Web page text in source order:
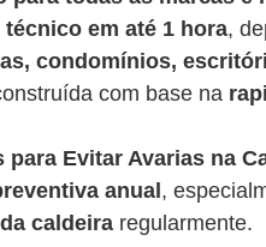
em até 1 hora,
condomínios,
com base na
para Evitar Avarias na
anual ,
caldeira regularmente.